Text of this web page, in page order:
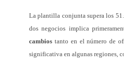
La plantilla conjunta supera los
dos negocios implica
cambios tanto en el número de
significativa en algunas regiones,